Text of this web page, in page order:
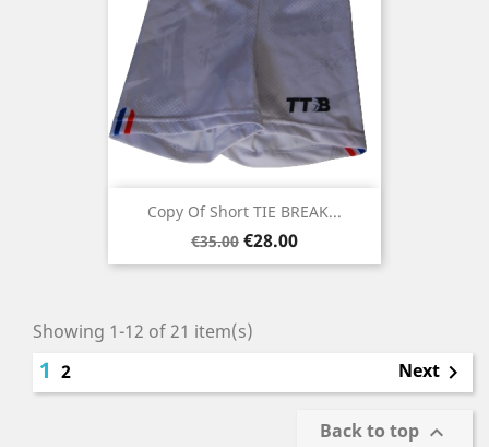
Copy Of Short TIE BREAK...
Regular
price
€35.00 Price
€28.00
Showing 1-12 of 21 item(s)
1 2 Next 
Back to top 